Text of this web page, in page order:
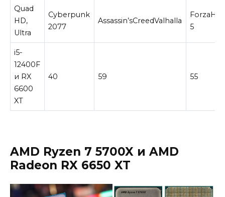
Quad
HD,
Ultra
Cyberpunk
2077
Assassin’sCreedValhalla
5
i5-
12400F
и RX
6600
XT
40 59 55
AMD Ryzen 7 5700X и AMD
Radeon RX 6650 XT